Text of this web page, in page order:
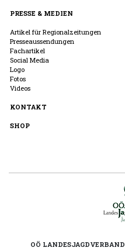
PRESSE & MEDIEN
Artikel für Regionalzeitungen
Presseaussendungen
Fachartikel
Social Media
Logo
Fotos
Videos
KONTAKT
SHOP
OÖ LANDESJAGDVERBAND